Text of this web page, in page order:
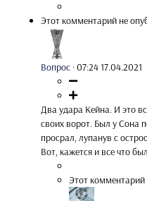
Этот комментарий не
Вопрос ·07:24 17.04.2021
Два удара Кейна. И это
своих ворот. Был у Сона
просрал, лупанув с
Вот, кажется и все что
Этот комментарий